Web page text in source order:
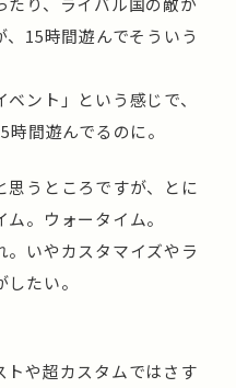
15時間遊んでそういう
ント」という感じで、
間遊んでるのに。
思うところですが、とに
。ウォータイム。
いやカスタマイズやラ
たい。
トや超カスタムではさす